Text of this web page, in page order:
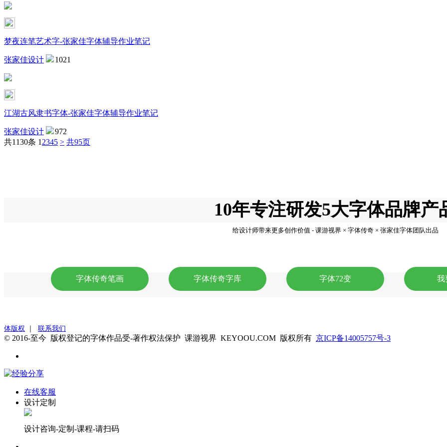
梦夜连笔艺术字-张家佳字体辅导作业笔记
张家佳设计 1021
江湖古风隶书字体-张家佳字体辅导作业笔记
张家佳设计
972
共1130条 1 2345 > 共95页
10年专注研发5大字体品牌产
给设计师带来更多创作价值 - 课游视界 × 字体传奇 × 张家佳字体团队出品
字体传奇笔画 字体传奇字库 字体72变 我
体版权 联系我们
© 2016-至今 版权登记的字体作品受-著作权法保护 课游视界 KEYOOU.COM 版权所有 京ICP备14005757号-3
在线客服
设计定制
设计咨询-定制-课程-请扫码